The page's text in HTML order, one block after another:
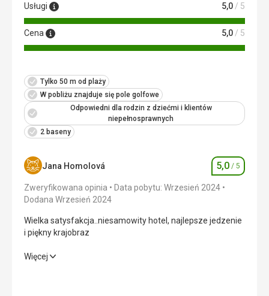
Usługi 5,0 / 5
Cena 5,0 / 5
Tylko 50 m od plaży
W pobliżu znajduje się pole golfowe
Odpowiedni dla rodzin z dziećmi i klientów
niepełnosprawnych
2 baseny
Jana Homolová Ocena
5,0 / 5
Zweryfikowana opinia
Data pobytu: Wrzesień 2024
Dodana Wrzesień 2024
Wielka satysfakcja..niesamowity hotel, najlepsze jedzenie
i piękny krajobraz
Wielka satysfakcja..niesamowity hotel, najlepsze jedzenie
Więcej